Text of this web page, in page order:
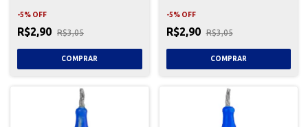
-5% OFF
R$2,90 R$3,05
-5% OFF
R$2,90 R$3,05